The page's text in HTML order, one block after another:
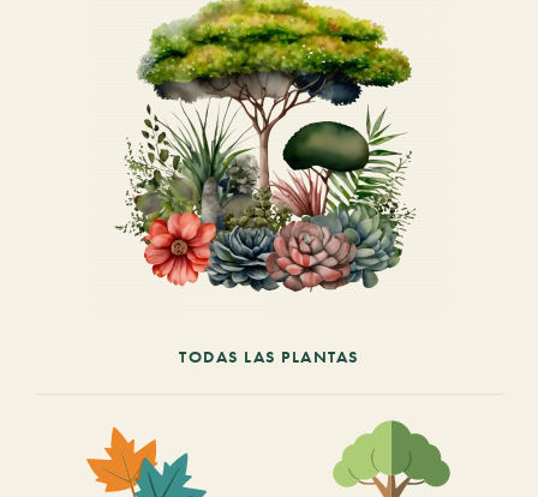
TODAS LAS PLANTAS